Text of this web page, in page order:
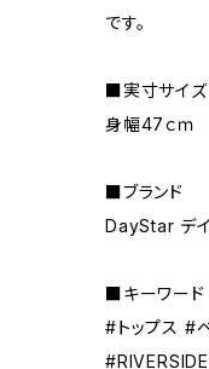
です。
■実寸サイズ
身幅47ｃｍ
■ブランド
DayStar デ
■キーワード
#トップス #